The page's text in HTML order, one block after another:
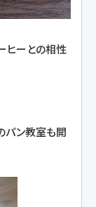
ヒーとの相性
パン教室も開